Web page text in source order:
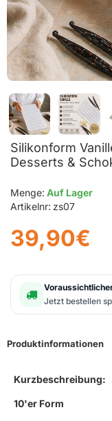
Silikonform
Desserts &
Menge: Auf Lager
Artikelnr: zs07
39,90€
Jetzt bestellen
Produktinformationen
Kurzbeschreibung:
10'er Form